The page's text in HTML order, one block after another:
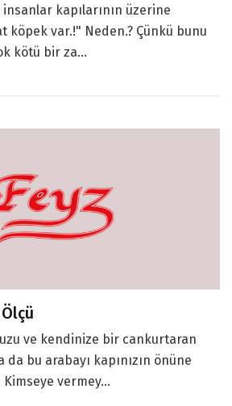
kapılarının üzerine
köpek var.!" Neden.? Çünkü bunu
kötü bir za...
ve kendinize bir cankurtaran
da bu arabayı kapınızın önüne
vermey...